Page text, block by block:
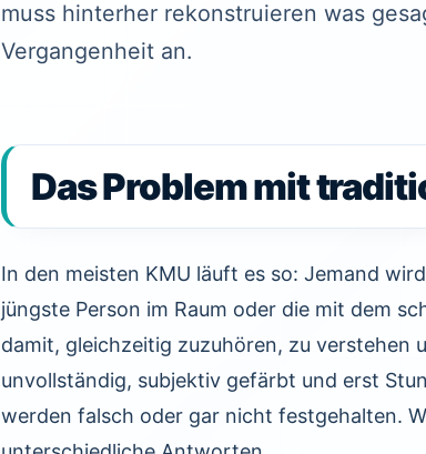
muss hinterher rekonstruieren was
Vergangenheit an.
Das Problem mit
In den meisten KMU läuft es so: Jemand
jüngste Person im Raum oder die mit dem
damit, gleichzeitig zuzuhören, zu verstehen
unvollständig, subjektiv gefärbt und erst
werden falsch oder gar nicht festgehalten.